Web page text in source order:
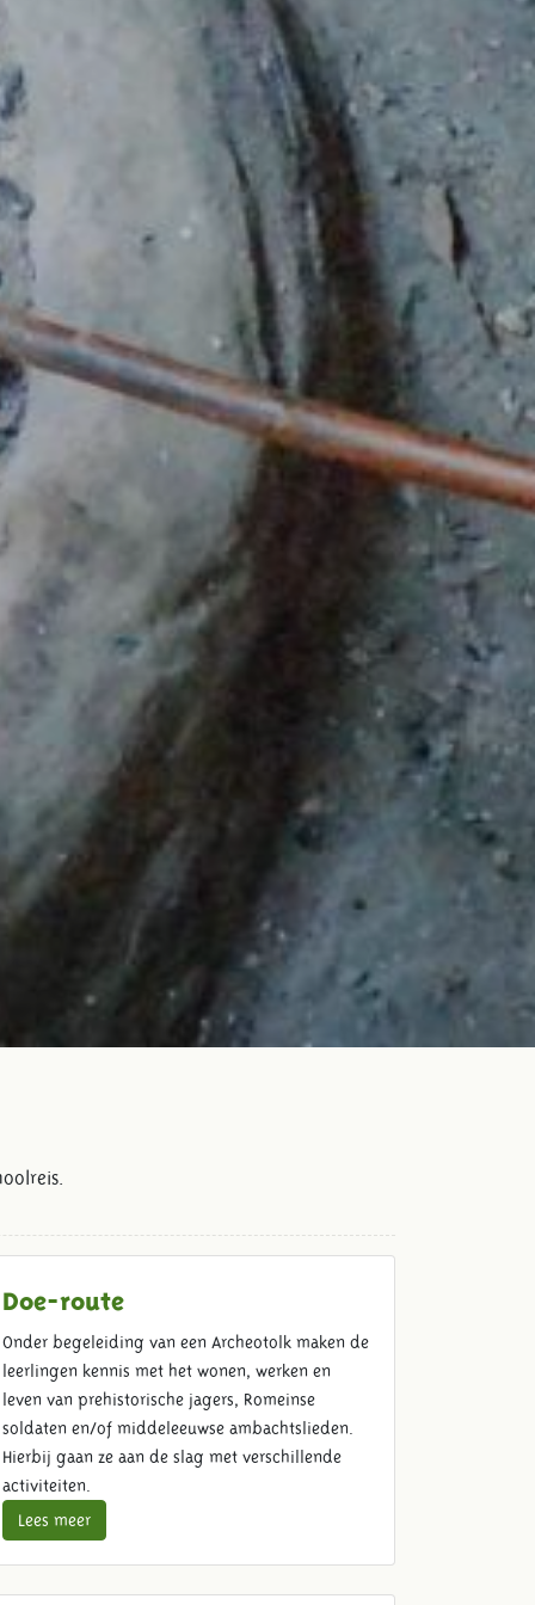
Doe-route
Onder begeleiding van een Archeotolk maken de
leerlingen kennis met het wonen, werken en
leven van prehistorische jagers, Romeinse
soldaten en/of middeleeuwse ambachtslieden.
Hierbij gaan ze aan de slag met verschillende
activiteiten.
Lees meer